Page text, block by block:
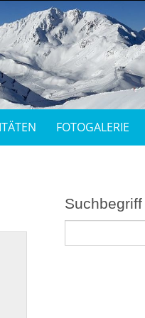
FOTOGALERIE
Suchbegriff